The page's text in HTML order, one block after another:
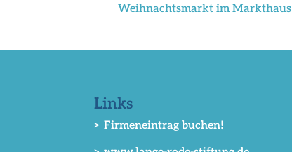
Weihnachtsmarkt im Markthaus
Links
> Firmeneintrag buchen!